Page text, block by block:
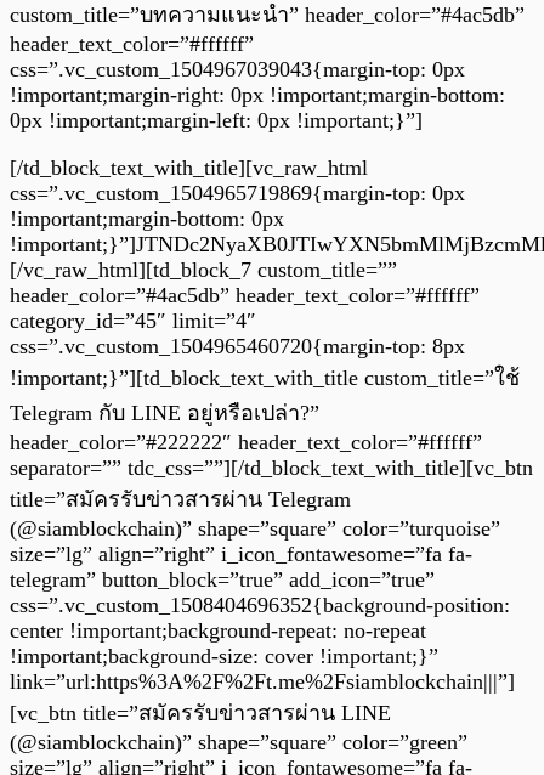
custom_title=”บทความแนะนำ” header_color=”#4ac5db”
header_text_color=”#ffffff”
css=”.vc_custom_1504967039043{margin-top: 0px
!important;margin-right: 0px !important;margin-bottom:
0px !important;margin-left: 0px !important;}”]
[/td_block_text_with_title][vc_raw_html
css=”.vc_custom_1504965719869{margin-top: 0px
!important;margin-bottom: 0px
[/vc_raw_html][td_block_7 custom_title=””
header_color=”#4ac5db” header_text_color=”#ffffff”
category_id=”45″ limit=”4″
css=”.vc_custom_1504965460720{margin-top: 8px
!important;}”][td_block_text_with_title custom_title=”ใช้
Telegram กับ LINE อยู่หรือเปล่า?”
header_color=”#222222″ header_text_color=”#ffffff”
separator=”” tdc_css=””][/td_block_text_with_title][vc_btn
title=”สมัครรับข่าวสารผ่าน Telegram
(@siamblockchain)” shape=”square” color=”turquoise”
size=”lg” align=”right” i_icon_fontawesome=”fa fa-
telegram” button_block=”true” add_icon=”true”
css=”.vc_custom_1508404696352{background-position:
center !important;background-repeat: no-repeat
!important;background-size: cover !important;}”
link=”url:https%3A%2F%2Ft.me%2Fsiamblockchain|||”]
[vc_btn title=”สมัครรับข่าวสารผ่าน LINE
(@siamblockchain)” shape=”square” color=”green”
size=”lg” align=”right” i_icon_fontawesome=”fa fa-